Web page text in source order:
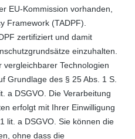
EU-Kommission vorhanden,
Framework (TADPF).
zertifiziert und damit
einzuhalten.
Technologien
Grundlage des § 25 Abs. 1 S.
a DSGVO. Die Verarbeitung
erfolgt mit Ihrer Einwilligung
lit. a DSGVO. Sie können die
ohne dass die